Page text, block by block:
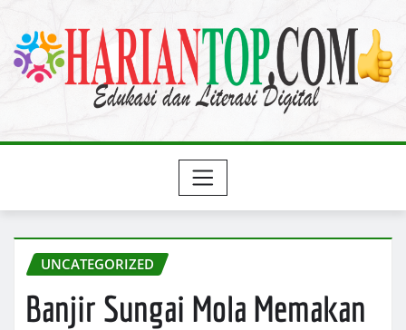
content
UNCATEGORIZED
Banjir Sungai Mola Memakan